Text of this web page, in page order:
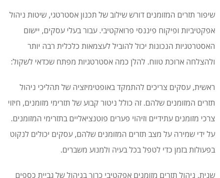
שיפור תזרים המזומנים דורש שילוב של תכנון אסטרטגי, שיטות ניהול
אפקטיביות ופיקוח פיננסי פרואקטיבי. עבור בעלי עסקים, יישום
האסטרטגיות הנכונות יכול להוביל לעצמאות כלכלית רבה יותר
ולהצלחה ארוכת טווח. להלן כמה אסטרטגיות מפתח שכדאי לשקול:
ראשית, עסקים צריכים להתמקד באופטימיזציה של תהליכי ניהול
תזרים המזומנים שלהם. זה כולל ניטור קבוע של תזרימי מזומנים, חיזוי
צרכי מזומנים עתידיים וזיהוי פערים פוטנציאליים בתזרימי המזומנים.
על ידי שמירה על מצב תזרים המזומנים שלהם, עסקים יכולים לנקוט
בפעולות בזמן כדי לטפל בכל בעיה ולמנוע משברים.
שנית, ניהול תזרים מזומנים אפקטיבי כרוך בניהול של גביית כספים